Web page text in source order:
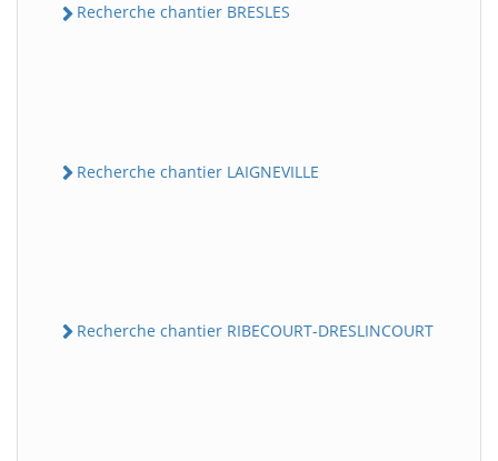
Recherche chantier BRESLES
Recherche chantier LAIGNEVILLE
Recherche chantier RIBECOURT-DRESLINCOURT